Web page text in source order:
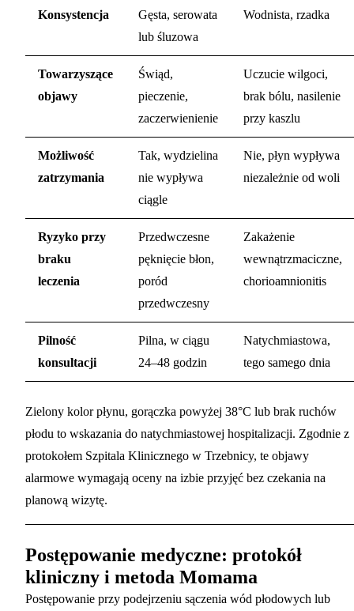
Konsystencja
Gęsta, serowata
lub śluzowa
Wodnista, rzadka
Towarzyszące
objawy
Świąd,
pieczenie,
zaczerwienienie
Uczucie wilgoci,
brak bólu, nasilenie
przy kaszlu
Możliwość
zatrzymania
Tak, wydzielina
nie wypływa
ciągle
Nie, płyn wypływa
niezależnie od woli
Ryzyko przy
braku
leczenia
Przedwczesne
pęknięcie błon,
poród
przedwczesny
Zakażenie
wewnątrzmaciczne,
chorioamnionitis
Pilność
konsultacji
Pilna, w ciągu
24–48 godzin
Natychmiastowa,
tego samego dnia
Zielony kolor płynu, gorączka powyżej 38°C lub brak ruchów
płodu to wskazania do natychmiastowej hospitalizacji. Zgodnie z
protokołem Szpitala Klinicznego w Trzebnicy, te objawy
alarmowe wymagają oceny na izbie przyjęć bez czekania na
planową wizytę.
Postępowanie medyczne: protokół
kliniczny i metoda Momama
Postępowanie przy podejrzeniu sączenia wód płodowych lub